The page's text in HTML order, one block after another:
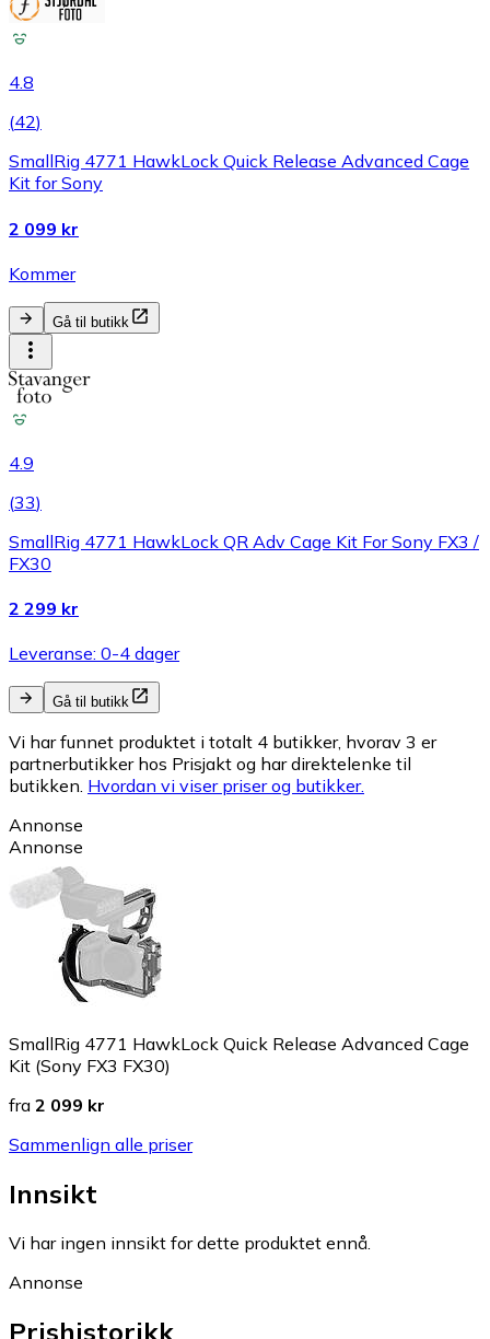
4.8
(42)
SmallRig 4771 HawkLock Quick Release Advanced Cage
Kit for Sony
2 099 kr
Kommer
Gå til butikk
4.9
(33)
SmallRig 4771 HawkLock QR Adv Cage Kit For Sony FX3 /
FX30
2 299 kr
Leveranse: 0-4 dager
Gå til butikk
Vi har funnet produktet i totalt 4 butikker, hvorav 3 er
partnerbutikker hos Prisjakt og har direktelenke til
butikken. Hvordan vi viser priser og butikker.
Annonse
Annonse
SmallRig 4771 HawkLock Quick Release Advanced Cage
Kit (Sony FX3 FX30)
fra 2 099 kr
Sammenlign alle priser
Innsikt
Vi har ingen innsikt for dette produktet ennå.
Annonse
Prishistorikk